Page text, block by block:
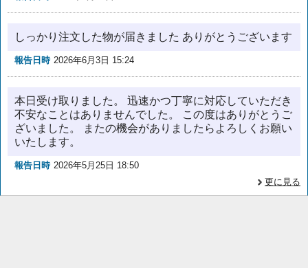
しっかり注文した物が届きました ありがとうございます
報告日時 2026年6月3日 15:24
本日受け取りました。 迅速かつ丁寧に対応していただき
不安なことはありませんでした。 この度はありがとうご
ざいました。 またの機会がありましたらよろしくお願い
いたします。
報告日時 2026年5月25日 18:50
更に見る